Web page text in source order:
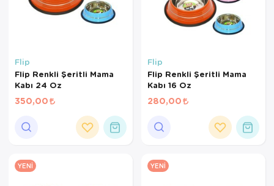
Flip
Flip Renkli Şeritli Mama
Kabı 24 Oz
350,00
Flip
Flip Renkli Şeritli Mama
Kabı 16 Oz
280,00
YENI YENI